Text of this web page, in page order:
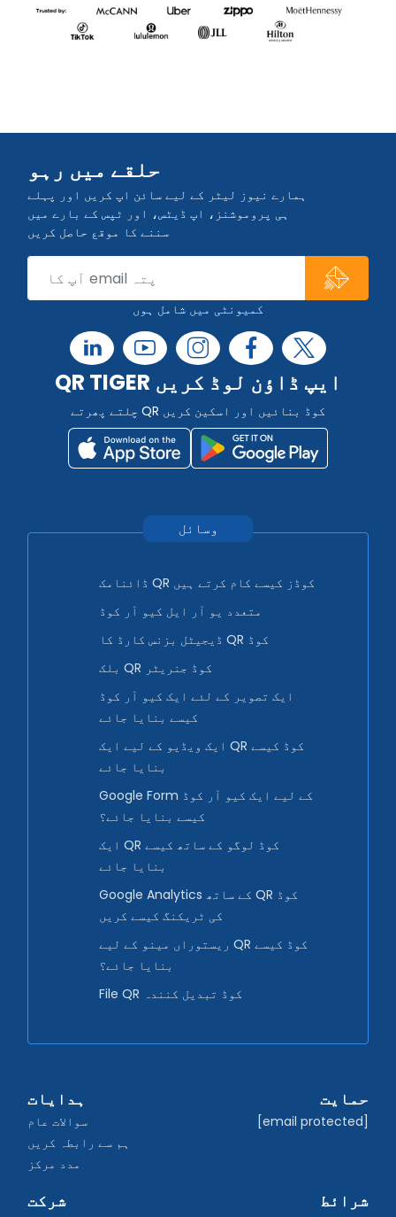
حلقے میں رہو
ہمارے نیوز لیٹر کے لیے سائن اپ کریں اور پہلے
ہی پروموشنز، اپ ڈیٹس، اور ٹپس کے بارے میں
سننے کا موقع حاصل کریں
کمیونٹی میں شامل ہوں
QR TIGER ایپ ڈاؤن لوڈ کریں
چلتے پھرتے QR کوڈ بنائیں اور اسکین کریں
وسائل
ڈائنامک QR کوڈز کیسے کام کرتے ہیں
متعدد یو آر ایل کیو آر کوڈ
ڈیجیٹل بزنس کارڈ کا QR کوڈ
بلک QR کوڈ جنریٹر
ایک تصویر کے لئے ایک کیو آر کوڈ
کیسے بنایا جائے
ایک ویڈیو کے لیے ایک QR کوڈ کیسے
بنایا جائے
Google Form کے لیے ایک کیو آر کوڈ
کیسے بنایا جائے؟
ایک QR کوڈ لوگو کے ساتھ کیسے
بنایا جائے
Google Analytics کے ساتھ QR کوڈ
کی ٹریکنگ کیسے کریں
ریستوراں مینو کے لیے QR کوڈ کیسے
بنایا جائے؟
File QR کوڈ تبدیل کنندہ
ہدایات
سوالات عام
ہم سے رابطہ کریں
مدد مرکز
حمایت
[email protected]
شرکت شرائط